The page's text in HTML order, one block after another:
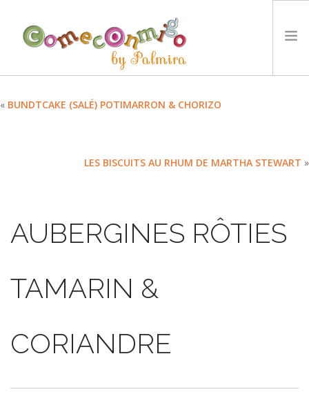
NOTRE PHILOSOPHIE
LANGUE :
« BUNDTCAKE (SALÉ) POTIMARRON & CHORIZO
LES BISCUITS AU RHUM DE MARTHA STEWART »
AUBERGINES RÔTIES
TAMARIN &
CORIANDRE